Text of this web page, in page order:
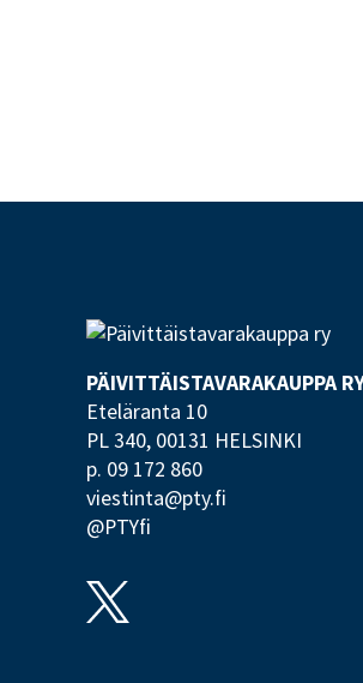
PÄIVITTÄISTAVARA­KAUPPA
Eteläranta 10
PL 340, 00131 HELSINKI
p. 09 172 860
viestinta@pty.fi
@PTYfi